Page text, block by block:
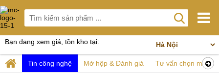
Bạn đang xem giá, tồn kho tại:
Tin công nghệ Mở hộp & Đánh giá Tư vấn chọn mua